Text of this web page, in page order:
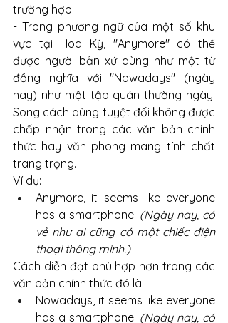
trường hợp.
- Trong phương ngữ của một số khu
vực tại Hoa Kỳ, "Anymore" có thể
được người bản xứ dùng như một từ
đồng nghĩa với "Nowadays" (ngày
nay) như một tập quán thường ngày.
Song cách dùng tuyệt đối không được
chấp nhận trong các văn bản chính
thức hay văn phong mang tính chất
trang trọng.
Ví dụ:
Anymore, it seems like everyone
has a smartphone. (Ngày nay, có
vẻ như ai cũng có một chiếc điện
thoại thông minh.)
Cách diễn đạt phù hợp hơn trong các
văn bản chính thức đó là:
Nowadays, it seems like everyone
has a smartphone. (Ngày nay, có